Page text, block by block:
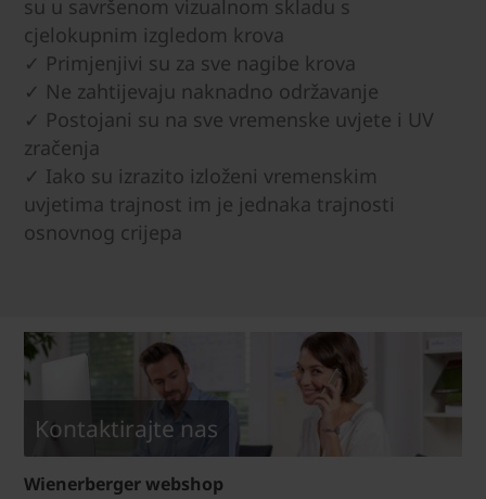
su u savršenom vizualnom skladu s
cjelokupnim izgledom krova
✓ Primjenjivi su za sve nagibe krova
✓ Ne zahtijevaju naknadno održavanje
✓ Postojani su na sve vremenske uvjete i UV
zračenja
✓ Iako su izrazito izloženi vremenskim
uvjetima trajnost im je jednaka trajnosti
osnovnog crijepa
Kontaktirajte nas
Wienerberger webshop